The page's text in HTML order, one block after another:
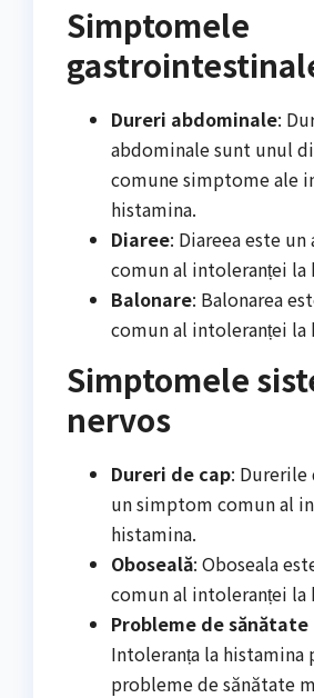
Simptomele
Dureri abdominale:
abdominale sunt unul
comune simptome ale
histamina.
Diaree: Diareea este
comun al intoleranței la
Balonare: Balonarea
comun al intoleranței la
Simptomele
nervos
Dureri de cap: Durerile
un simptom comun al
histamina.
Oboseală: Oboseala
comun al intoleranței la
Probleme de
Intoleranța la histamina
probleme de sănătate